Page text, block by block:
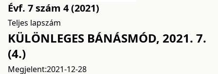
Évf. 7 szám 4 (2021)
Teljes lapszám
KÜLÖNLEGES BÁNÁSMÓD, 2021. 7.
(4.)
Megjelent:2021-12-28